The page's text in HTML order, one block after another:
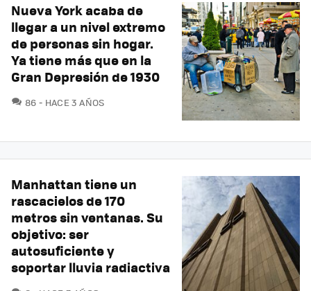
Nueva York acaba de
llegar a un nivel extremo
de personas sin hogar.
Ya tiene más que en la
Gran Depresión de 1930
86 COMENTARIOS
HACE 3 AÑOS
Manhattan tiene un
rascacielos de 170
metros sin ventanas. Su
objetivo: ser
autosuficiente y
soportar lluvia radiactiva